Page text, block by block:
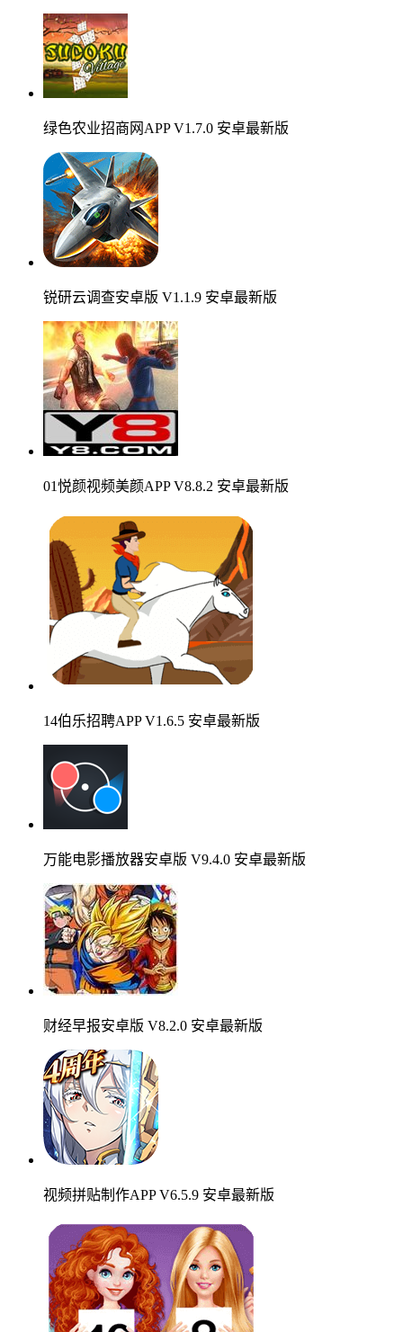
绿色农业招商网APP V1.7.0 安卓最新版
锐研云调查安卓版 V1.1.9 安卓最新版
01悦颜视频美颜APP V8.8.2 安卓最新版
14伯乐招聘APP V1.6.5 安卓最新版
万能电影播放器安卓版 V9.4.0 安卓最新版
财经早报安卓版 V8.2.0 安卓最新版
视频拼贴制作APP V6.5.9 安卓最新版